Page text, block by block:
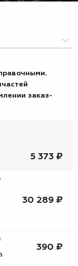
заказ-
5 373 ₽
30 289 ₽
390 ₽